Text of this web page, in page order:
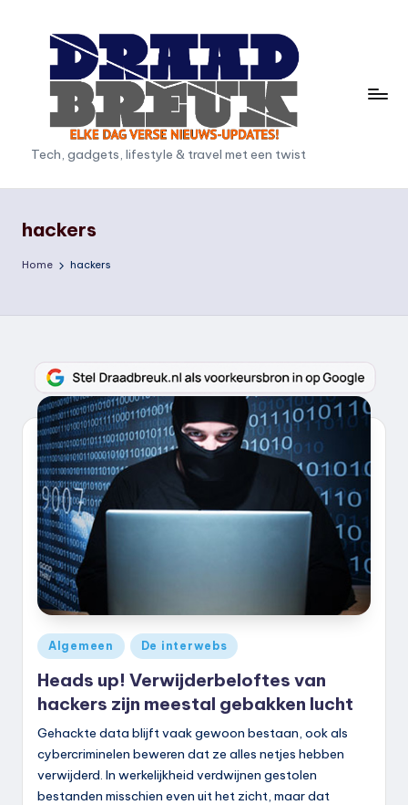
D
r
d
e
u
k
.
n
Tech, gadgets, lifestyle & travel met een twist
hackers
Home hackers
Geplaatst
in
Algemeen De interwebs
Heads up! Verwijderbeloftes van
hackers zijn meestal gebakken lucht
Gehackte data blijft vaak gewoon bestaan, ook als
cybercriminelen beweren dat ze alles netjes hebben
verwijderd. In werkelijkheid verdwijnen gestolen
bestanden misschien even uit het zicht, maar dat